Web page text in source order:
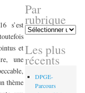
s’est
et
une
thème
Par
rubrique
Par
Les plus
récents
DPGE-
Parcours